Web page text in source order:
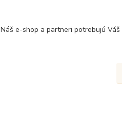
Náš e-shop a partneri potrebujú Váš